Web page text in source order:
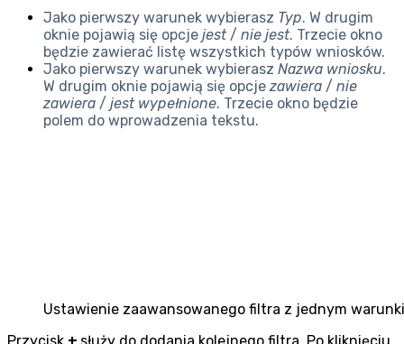
Jako pierwszy warunek wybierasz Typ. W drugim
oknie pojawią się opcje jest/ nie jest. Trzecie okno
będzie zawierać listę wszystkich typów wniosków.
Jako pierwszy warunek wybierasz Nazwa wniosku.
W drugim oknie pojawią się opcje zawiera / nie
zawiera / jest wypełnione. Trzecie okno będzie
polem do wprowadzenia tekstu.
Ustawienie zaawansowanego filtra z jednym